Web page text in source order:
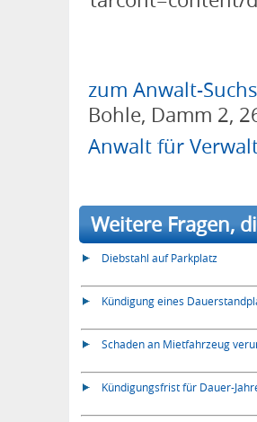
zum Anwalt-
Bohle, Damm 2,
Anwalt für
Weitere Fragen,
Diebstahl auf Parkplatz
Kündigung eines
Schaden an Mietfahrzeug
Kündigungsfrist für Dauer-